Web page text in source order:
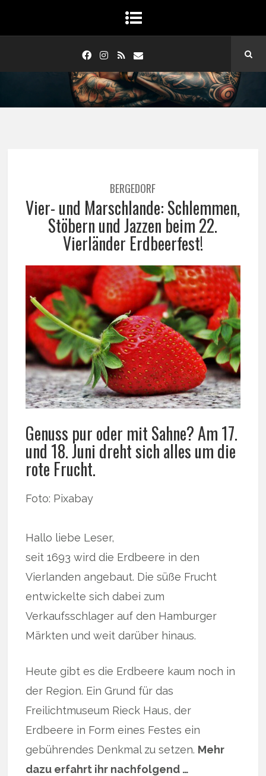
BERGEDORF
Vier- und Marschlande: Schlemmen,
Stöbern und Jazzen beim 22.
Vierländer Erdbeerfest!
Genuss pur oder mit Sahne? Am 17.
und 18. Juni dreht sich alles um die
rote Frucht.
Foto: Pixabay
Hallo liebe Leser,
seit 1693 wird die Erdbeere in den
Vierlanden angebaut. Die süße Frucht
entwickelte sich dabei zum
Verkaufsschlager auf den Hamburger
Märkten und weit darüber hinaus.
Heute gibt es die Erdbeere kaum noch in
der Region. Ein Grund für das
Freilichtmuseum Rieck Haus, der
Erdbeere in Form eines Festes ein
gebührendes Denkmal zu setzen. Mehr
dazu erfahrt ihr nachfolgend …